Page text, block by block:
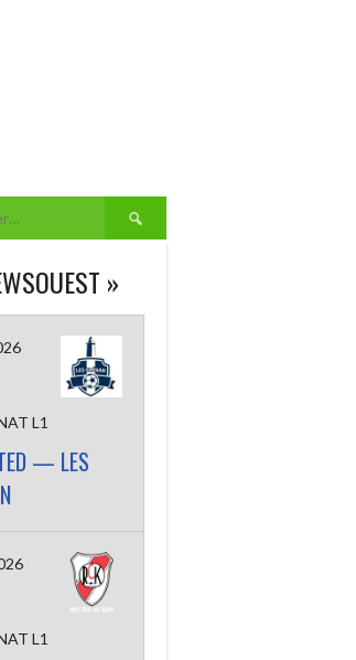
Rechercher :
»
L1
— LES
L1